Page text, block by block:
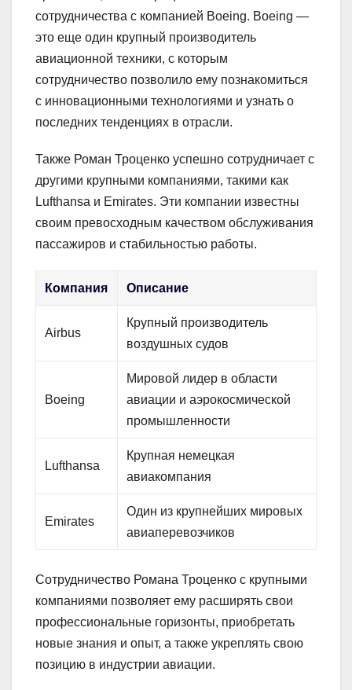
сотрудничества с компанией Boeing. Boeing —
это еще один крупный производитель
авиационной техники, с которым
сотрудничество позволило ему познакомиться
с инновационными технологиями и узнать о
последних тенденциях в отрасли.
Также Роман Троценко успешно сотрудничает с
другими крупными компаниями, такими как
Lufthansa и Emirates. Эти компании известны
своим превосходным качеством обслуживания
пассажиров и стабильностью работы.
Компания Описание
Airbus
Крупный производитель
воздушных судов
Boeing
Мировой лидер в области
авиации и аэрокосмической
промышленности
Lufthansa
Крупная немецкая
авиакомпания
Emirates
Один из крупнейших мировых
авиаперевозчиков
Сотрудничество Романа Троценко с крупными
компаниями позволяет ему расширять свои
профессиональные горизонты, приобретать
новые знания и опыт, а также укреплять свою
позицию в индустрии авиации.